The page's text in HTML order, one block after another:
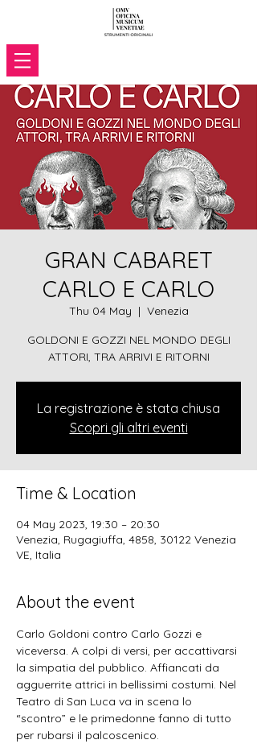
GRAN CABARET
CARLO E CARLO
Thu 04 May
  |
Venezia
GOLDONI E GOZZI NEL MONDO DEGLI
ATTORI, TRA ARRIVI E RITORNI
La registrazione è stata chiusa
Scopri gli altri eventi
Time & Location
04 May 2023, 19:30 – 20:30
Venezia, Rugagiuffa, 4858, 30122 Venezia
VE, Italia
About the event
Carlo Goldoni contro Carlo Gozzi e
viceversa. A colpi di versi, per accattivarsi
la simpatia del pubblico. Affiancati da
agguerrite attrici in bellissimi costumi. Nel
Teatro di San Luca va in scena lo
“scontro” e le primedonne fanno di tutto
per rubarsi il palcoscenico.